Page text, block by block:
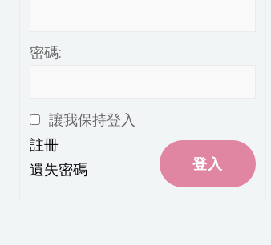
密碼:
讓我保持登入
登入
註冊
遺失密碼